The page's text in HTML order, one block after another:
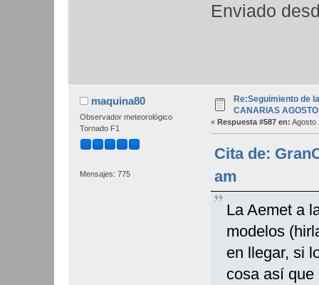
Enviado
maquina80
Observador meteorológico
Tornado F1
Mensajes: 775
Re:Seguimiento de
CANARIAS
« Respuesta #587 en: Agosto
Cita de:
am
La Aemet a
modelos
en llegar, si
cosa así que